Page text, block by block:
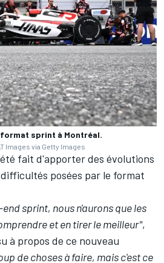
sprint à Montréal.
Images via Getty Images
fait d'apporter des évolutions
posées par le format
sprint, nous n'aurons que les
et en tirer le meilleur",
à propos de ce nouveau
de choses à faire, mais c'est ce